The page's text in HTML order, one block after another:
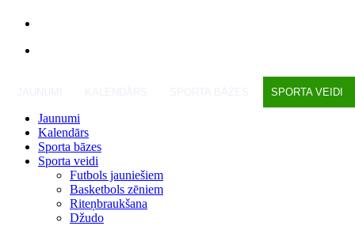
SPORTA VEIDI
Jaunumi
Kalendārs
Sporta bāzes
Sporta veidi
Futbols jauniešiem
Basketbols zēniem
Riteņbraukšana
Džudo